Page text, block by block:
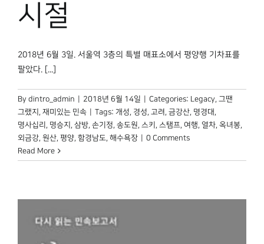
시절
2018년 6월 3일. 서울역 3층의 특별 매표소에서 평양행 기차표를
팔았다. [...]
By dintro_admin 2018년 6월 14일 Categories: Legacy, 그땐
그랬지 , 재미있는 민속 Tags: 개성, 경성, 고려 , 금강산, 명경대 ,
명사십리 , 명승지 , 삼방, 손기정, 송도원, 스키 , 스탬프, 여행, 열차, 옥녀봉,
외금강, 원산, 평양, 함경남도, 해수욕장
0 Comments
Read More